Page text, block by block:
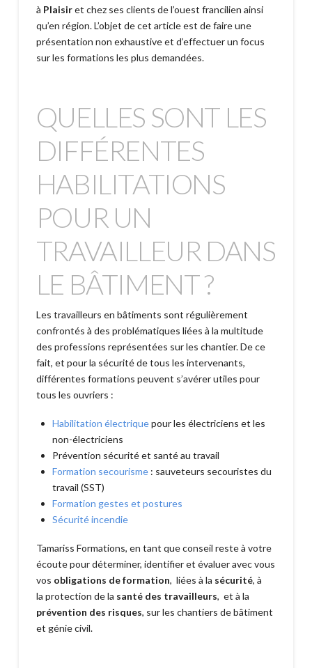
à Plaisiret chez ses clients de l’ouest francilien ainsi
qu’en région. L’objet de cet article est de faire une
présentation non exhaustive et d’effectuer un focus
sur les formations les plus demandées.
QUELLES SONT LES
DIFFÉRENTES
HABILITATIONS
POUR UN
TRAVAILLEUR DANS
LE BÂTIMENT ?
Les travailleurs en bâtiments sont régulièrement
confrontés à des problématiques liées à la multitude
des professions représentées sur les chantier. De ce
fait, et pour la sécurité de tous les intervenants,
différentes formations peuvent s’avérer utiles pour
tous les ouvriers :
Habilitation électriquepour les électriciens et les
non-électriciens
Prévention sécurité et santé au travail
Formation secourisme : sauveteurs secouristes du
travail (SST)
Formation gestes et postures
Sécurité incendie
Tamariss Formations, en tant que conseil reste à votre
écoute pour déterminer, identifier et évaluer avec vous
vos obligations de formation, liées à la sécurité, à
la protection de la santé des travailleurs, et à la
prévention des risques, sur les chantiers de bâtiment
et génie civil.